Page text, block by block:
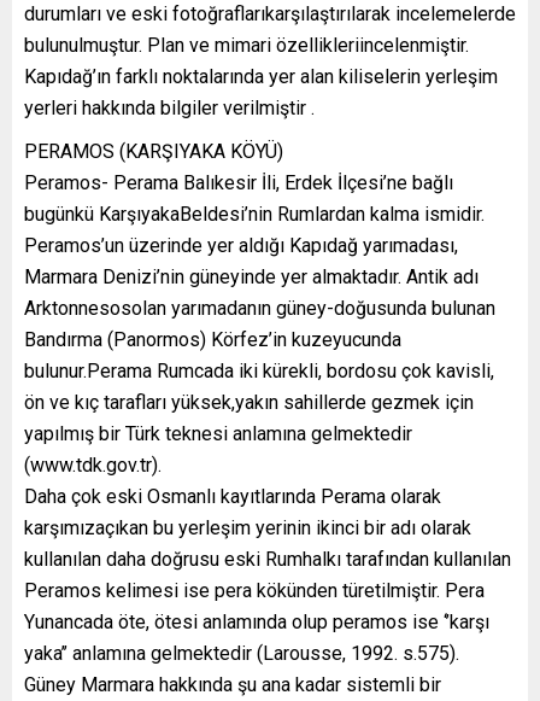
durumları ve eski fotoğraflarıkarşılaştırılarak incelemelerde
bulunulmuştur. Plan ve mimari özellikleriincelenmiştir.
Kapıdağ’ın farklı noktalarında yer alan kiliselerin yerleşim
yerleri hakkında bilgiler verilmiştir .
PERAMOS (KARŞIYAKA KÖYÜ)
Peramos- Perama Balıkesir İli, Erdek İlçesi’ne bağlı
bugünkü KarşıyakaBeldesi’nin Rumlardan kalma ismidir.
Peramos’un üzerinde yer aldığı Kapıdağ yarımadası,
Marmara Denizi’nin güneyinde yer almaktadır. Antik adı
Arktonnesosolan yarımadanın güney-doğusunda bulunan
Bandırma (Panormos) Körfez’in kuzeyucunda
bulunur.Perama Rumcada iki kürekli, bordosu çok kavisli,
ön ve kıç tarafları yüksek,yakın sahillerde gezmek için
yapılmış bir Türk teknesi anlamına gelmektedir
(www.tdk.gov.tr).
Daha çok eski Osmanlı kayıtlarında Perama olarak
karşımızaçıkan bu yerleşim yerinin ikinci bir adı olarak
kullanılan daha doğrusu eski Rumhalkı tarafından kullanılan
Peramos kelimesi ise pera kökünden türetilmiştir. Pera
Yunancada öte, ötesi anlamında olup peramos ise ‘’karşı
yaka’’ anlamına gelmektedir (Larousse, 1992. s.575).
Güney Marmara hakkında şu ana kadar sistemli bir